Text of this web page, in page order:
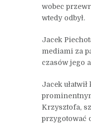
wobec
wtedy odbył.
Jacek
mediami za
czasów jego
Jacek
Krzysztofa,
przygotować